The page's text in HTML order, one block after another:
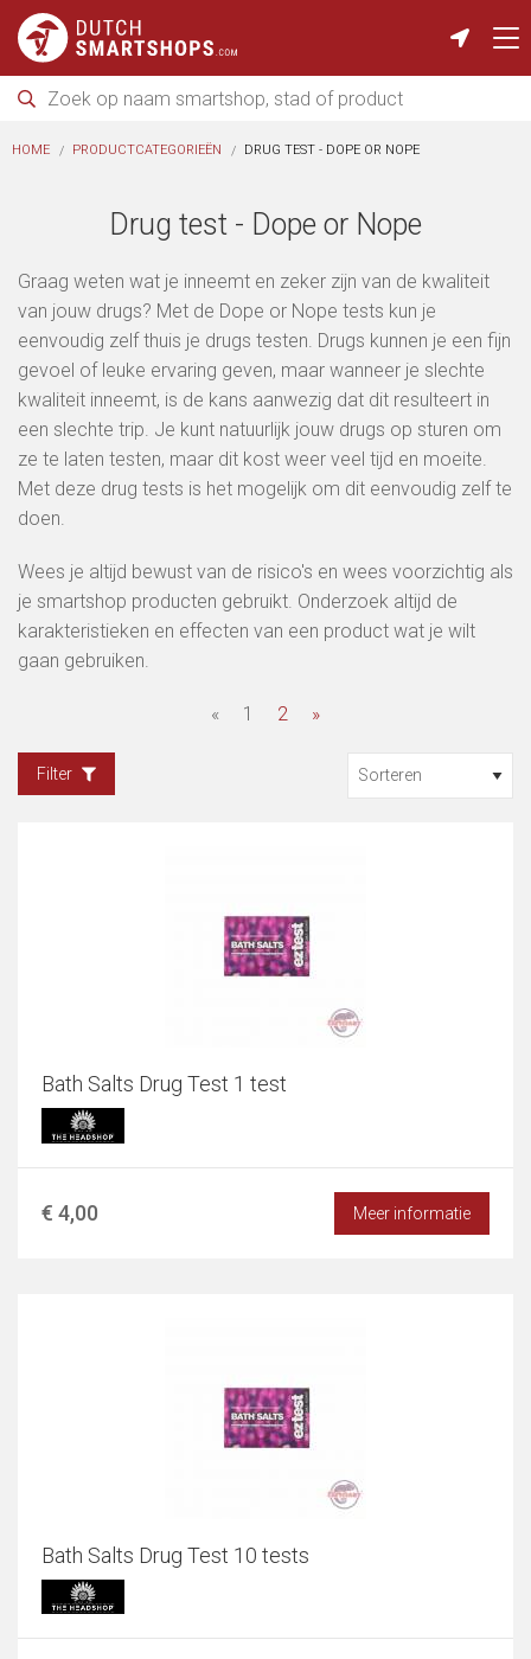
HOME PRODUCTCATEGORIEËN DRUG TEST - DOPE OR NOPE
Drug test - Dope or Nope
Graag weten wat je inneemt en zeker zijn van de kwaliteit
van jouw drugs? Met de Dope or Nope tests kun je
eenvoudig zelf thuis je drugs testen. Drugs kunnen je een fijn
gevoel of leuke ervaring geven, maar wanneer je slechte
kwaliteit inneemt, is de kans aanwezig dat dit resulteert in
een slechte trip. Je kunt natuurlijk jouw drugs op sturen om
ze te laten testen, maar dit kost weer veel tijd en moeite.
Met deze drug tests is het mogelijk om dit eenvoudig zelf te
doen.
Wees je altijd bewust van de risico's en wees voorzichtig als
je smartshop producten gebruikt. Onderzoek altijd de
karakteristieken en effecten van een product wat je wilt
gaan gebruiken.
« 1 2 »
Filter
Bath Salts Drug Test 1 test
€ 4,00 Meer informatie
Bath Salts Drug Test 10 tests